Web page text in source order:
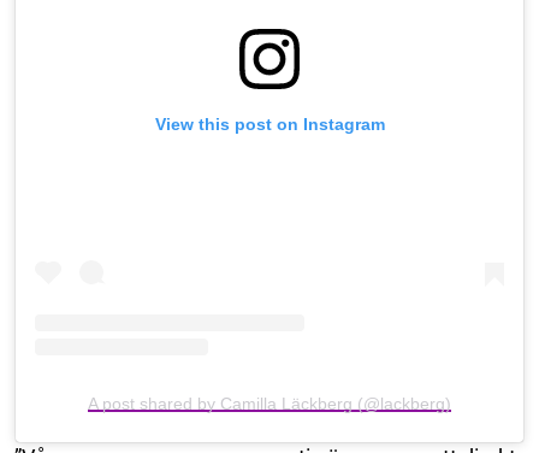
View this post on Instagram
A post shared by Camilla Läckberg (@lackberg)